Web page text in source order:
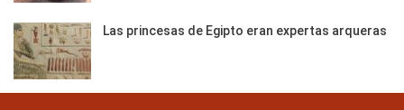
Las princesas de Egipto eran expertas arqueras